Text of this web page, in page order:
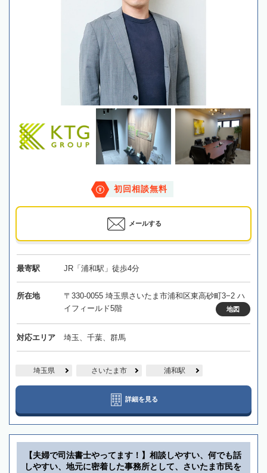
初回相談無料
メールする
最寄駅 JR「浦和駅」徒歩4分
所在地
〒330-0055 埼玉県さいたま市浦和区東高砂町3−2 ハ
イフィールド5階
地図
対応エリア 埼玉、千葉、群馬
埼玉県 さいたま市 浦和駅
詳細を見る
【夫婦で司法書士やってます！】相談しやすい、何でも話
しやすい、地元に密着した事務所として、さいたま市民を